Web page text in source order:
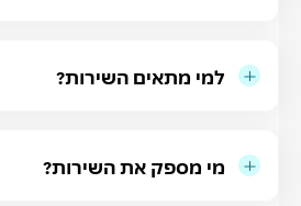
למי מתאים השירות?
מי מספק את השירות?